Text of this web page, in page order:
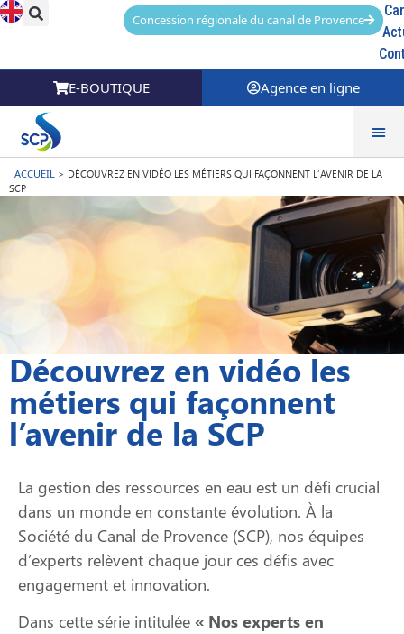
Concession régionale du canal de Provence
E-BOUTIQUE Agence en ligne
ACCUEIL > DÉCOUVREZ EN VIDÉO LES MÉTIERS QUI FAÇONNENT L’AVENIR DE LA
SCP
Découvrez en vidéo les
métiers qui façonnent
l’avenir de la SCP
La gestion des ressources en eau est un défi crucial
dans un monde en constante évolution. À la
Société du Canal de Provence (SCP), nos équipes
d’experts relèvent chaque jour ces défis avec
engagement et innovation.
Dans cette série intitulée « Nos experts en